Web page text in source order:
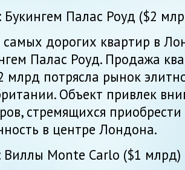
Палас Роуд ($2
дорогих квартир в
Палас Роуд. Продажа
млрд потрясла рынок
Объект привлек
стремящихся
в центре Лондона.
Monte Carlo ($1 млрд)